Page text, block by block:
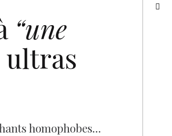
“une
homophobes…